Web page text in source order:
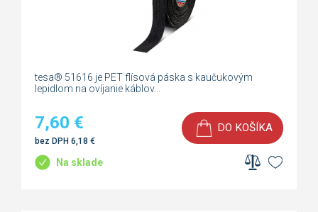
tesa® 51616 je PET flísová páska s kaučukovým
lepidlom na ovíjanie káblov...
7,60 €
bez DPH 6,18 €
DO KOŠÍKA
Na sklade